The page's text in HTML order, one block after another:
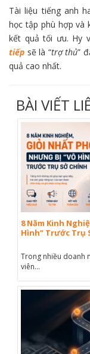
Tài liệu tiếng anh
học tập phù hợp và
kết quả tối ưu. Hy
tiếp sẽ là “trợ thủ”
quả cao nhất.
BÀI VIẾT
8 Năm Kinh
Hình” Trước Trụ
Trong nhiều doanh
viên...